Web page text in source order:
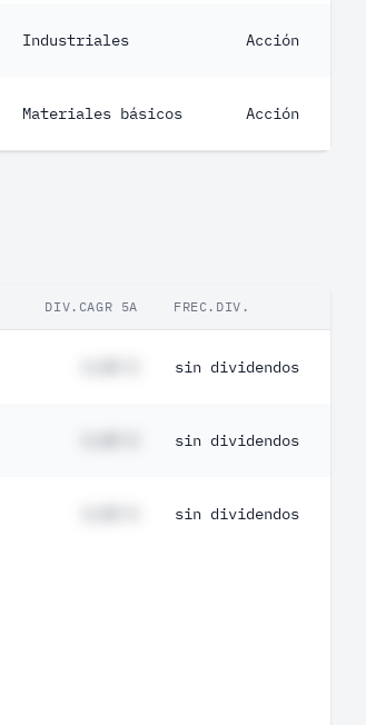
Industriales Acción
Materiales básicos Acción
DIV.CAGR 5A FREC.DIV.
sin dividendos
sin dividendos
sin dividendos